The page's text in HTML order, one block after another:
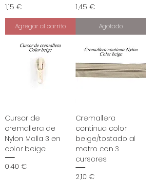
Precio
1,15 €
Agregar al carrito
Precio
1,45 €
Agotado
Cursor de
cremallera de
Nylon Malla 3 en
color beige
Precio
0,40 €
Cremallera
continua color
beige/tostado al
metro con 3
cursores
Precio
2,10 €